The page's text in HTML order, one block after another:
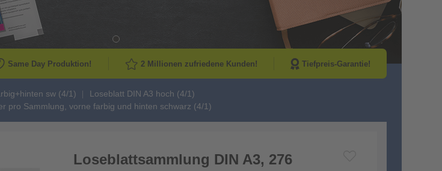
Same Day Produktion! 2 Millionen zufriedene Kunden! Tiefpreis-Garantie!
sw (4/1)
Loseblatt DIN A3 hoch (4/1)
pro Sammlung, vorne farbig und hinten schwarz (4/1)
Loseblattsammlung DIN A3, 276